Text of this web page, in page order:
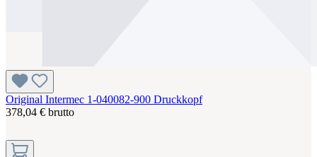
Original Intermec 1-040082-900 Druckkopf
378,04 € brutto